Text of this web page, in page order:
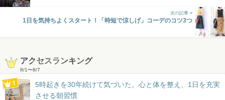
次の記事 »
1日を気持ちよくスタート！「時短で涼しげ」コーデのコツ3つ
アクセスランキング
8/1〜8/7
5時起きを30年続けて気づいた。心と体を整え、1日を充実
させる朝習慣